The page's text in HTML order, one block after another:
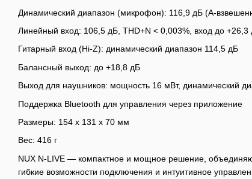
Динамический диапазон (микрофон): 116,9 дБ (A-
Линейный вход: 106,5 дБ, THD+N < 0,003%, вход до +26,3
Гитарный вход (Hi-Z): динамический диапазон 114,5 дБ
Балансный выход: до +18,8 дБ
Выход для наушников: мощность 16 мВт, динамический
Поддержка Bluetooth для управления через приложение
Размеры: 154 x 131 x 70 мм
Вес: 416 г
NUX N-LIVE — компактное и мощное решение,
гибкие возможности подключения и интуитивное